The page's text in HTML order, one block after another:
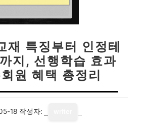
재 특징부터 인정테
지, 선행학습 효과
원 혜택 총정리
18 작성자: